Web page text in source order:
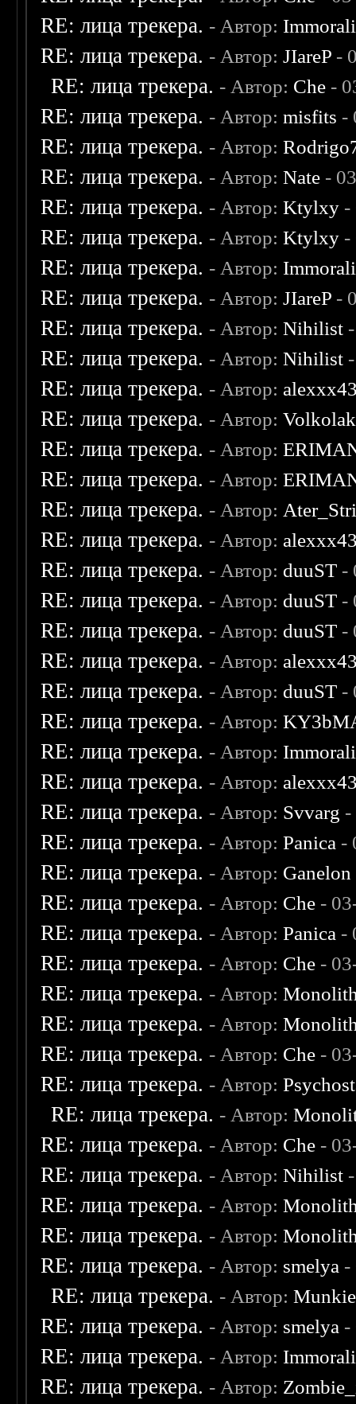
RE: лица трекера. - Автор:
RE: лица трекера. - Автор:JIareP -
RE: лица трекера. - Автор: Che -
RE: лица трекера. - Автор:misfits -
RE: лица трекера. - Автор:
RE: лица трекера. - Автор:Nate -
RE: лица трекера. - Автор:Ktylxy -
RE: лица трекера. - Автор:Ktylxy -
RE: лица трекера. - Автор:
RE: лица трекера. - Автор:JIareP -
RE: лица трекера. - Автор:Nihilist
RE: лица трекера. - Автор:Nihilist
RE: лица трекера. - Автор:
RE: лица трекера. - Автор:Volkolak
RE: лица трекера. - Автор:
RE: лица трекера. - Автор:
RE: лица трекера. - Автор:
RE: лица трекера. - Автор:
RE: лица трекера. - Автор: duuST -
RE: лица трекера. - Автор: duuST -
RE: лица трекера. - Автор: duuST -
RE: лица трекера. - Автор:
RE: лица трекера. - Автор: duuST -
RE: лица трекера. - Автор:
RE: лица трекера. - Автор:
RE: лица трекера. - Автор:
RE: лица трекера. - Автор: Svvarg -
RE: лица трекера. - Автор:Panica -
RE: лица трекера. - Автор: Ganelon
RE: лица трекера. - Автор: Che -
RE: лица трекера. - Автор:Panica -
RE: лица трекера. - Автор: Che -
RE: лица трекера. - Автор:
RE: лица трекера. - Автор:
RE: лица трекера. - Автор: Che -
RE: лица трекера. - Автор:
RE: лица трекера. - Автор:
RE: лица трекера. - Автор: Che -
RE: лица трекера. - Автор:Nihilist
RE: лица трекера. - Автор:
RE: лица трекера. - Автор:
RE: лица трекера. - Автор: smelya -
RE: лица трекера. - Автор:Munkie
RE: лица трекера. - Автор: smelya -
RE: лица трекера. - Автор:
RE: лица трекера. - Автор: